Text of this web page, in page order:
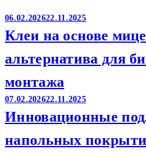
06.02.202622.11.2025
Клеи на основе
альтернатива для
монтажа
07.02.202622.11.2025
Инновационные
напольных